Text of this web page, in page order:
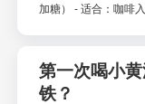
加糖） - 适合：咖啡
第一次喝小
铁？